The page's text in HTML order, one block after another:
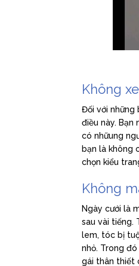
Không
Đối với những
điều này. Bạn
có nhữung
bạn là không
chọn kiểu
Không
Ngày cưới là
sau vài tiếng.
lem, tóc bị
nhỏ. Trong
gái thân thiết